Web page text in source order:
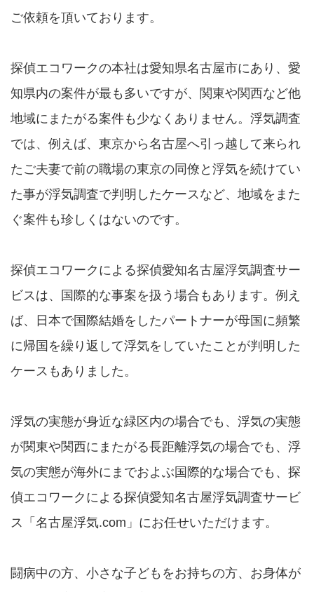
ご依頼を頂いております。
探偵エコワークの本社は愛知県名古屋市にあり、愛
知県内の案件が最も多いですが、関東や関西など他
地域にまたがる案件も少なくありません。浮気調査
では、例えば、東京から名古屋へ引っ越して来られ
たご夫妻で前の職場の東京の同僚と浮気を続けてい
た事が浮気調査で判明したケースなど、地域をまた
ぐ案件も珍しくはないのです。
探偵エコワークによる探偵愛知名古屋浮気調査サー
ビスは、国際的な事案を扱う場合もあります。例え
ば、日本で国際結婚をしたパートナーが母国に頻繁
に帰国を繰り返して浮気をしていたことが判明した
ケースもありました。
浮気の実態が身近な緑区内の場合でも、浮気の実態
が関東や関西にまたがる長距離浮気の場合でも、浮
気の実態が海外にまでおよぶ国際的な場合でも、探
偵エコワークによる探偵愛知名古屋浮気調査サービ
ス「名古屋浮気.com」にお任せいただけます。
闘病中の方、小さな子どもをお持ちの方、お身体が